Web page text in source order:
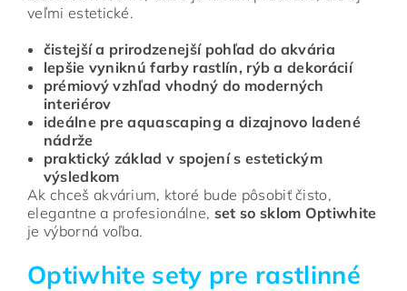
veľmi estetické.
čistejší a prirodzenejší pohľad do akvária
lepšie vyniknú farby rastlín, rýb a dekorácií
prémiový vzhľad vhodný do moderných
interiérov
ideálne pre aquascaping a dizajnovo ladené
nádrže
praktický základ v spojení s estetickým
výsledkom
Ak chceš akvárium, ktoré bude pôsobiť čisto,
elegantne a profesionálne, set so sklom Optiwhite
je výborná voľba.
Optiwhite sety pre rastlinné